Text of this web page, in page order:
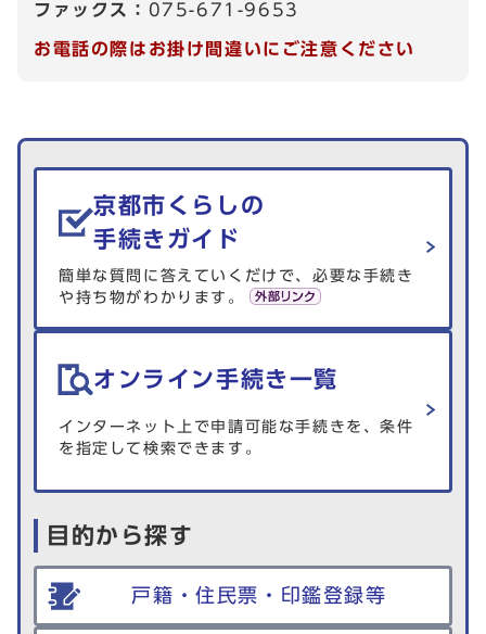
ファックス： 075-671-9653
お電話の際はお掛け間違いにご注意ください
生活情報を探す
京都市くらしの
手続きガイド
簡単な質問に答えていくだけで、必要な手続き
や持ち物がわかります。
オンライン手続き一覧
インターネット上で申請可能な手続きを、条件
を指定して検索できます。
目的から探す
戸籍・住民票・印鑑登録等